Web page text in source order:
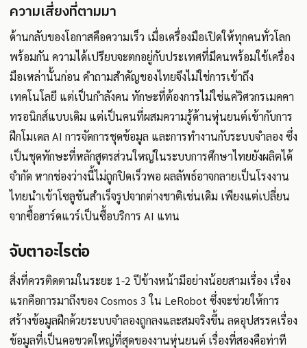
ความเสี่ยงที่ตามมา
ด้านกลับของโอกาสคือความเร็ว เมื่อเครื่องมือเปิดให้ทุกคนทั่วโลก
พร้อมกัน ความได้เปรียบจะตกอยู่กับประเทศที่มีคนพร้อมใช้เครื่อง
มือเหล่านั้นก่อน คำถามสำคัญของไทยจึงไม่ใช่การเข้าถึง
เทคโนโลยี แต่เป็นกำลังคน ทักษะที่ต้องการไม่ใช่แค่วิศวกรเมคคา
ทรอนิกส์แบบเดิม แต่เป็นคนที่ผสมความรู้ด้านหุ่นยนต์เข้ากับการ
ฝึกโมเดล AI การจัดการชุดข้อมูล และการทำงานกับระบบจำลอง ซึ่ง
เป็นชุดทักษะที่หลักสูตรส่วนใหญ่ในระบบการศึกษาไทยยังผลิตได้
จำกัด หากช่องว่างนี้ไม่ถูกปิดเร็วพอ ผลลัพธ์อาจกลายเป็นโรงงาน
ไทยนำเข้าโซลูชันสำเร็จรูปจากต่างชาติเช่นเดิม เพียงแต่เปลี่ยน
จากซื้อฮาร์ดแวร์เป็นซื้อบริการ AI แทน
จับตาอะไรต่อ
สิ่งที่ควรติดตามในระยะ 1-2 ปีข้างหน้ามีอย่างน้อยสามเรื่อง เรื่อง
แรกคือการมาถึงของ Cosmos 3 ใน LeRobot ซึ่งจะช่วยให้การ
สร้างข้อมูลฝึกด้วยระบบจำลองถูกลงและสมจริงขึ้น ลดอุปสรรคเรื่อง
ข้อมูลที่เป็นคอขวดใหญ่ที่สุดของงานหุ่นยนต์ เรื่องที่สองคือท่าที